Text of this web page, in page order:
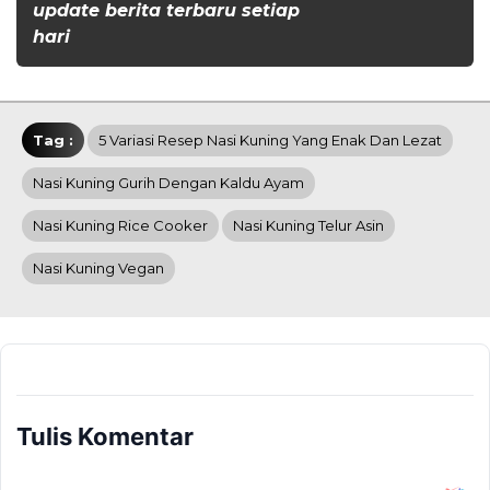
update berita terbaru setiap
hari
Tag : 5 Variasi Resep Nasi Kuning Yang Enak Dan Lezat
Nasi Kuning Gurih Dengan Kaldu Ayam
Nasi Kuning Rice Cooker Nasi Kuning Telur Asin
Nasi Kuning Vegan
Tulis Komentar